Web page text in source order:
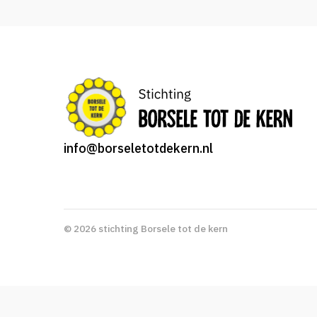
info@borseletotdekern.nl
© 2026 stichting Borsele tot de kern